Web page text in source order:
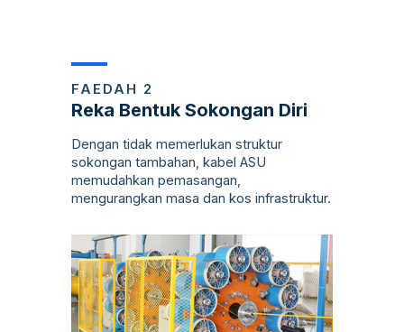
FAEDAH 2
Reka Bentuk Sokongan Diri
Dengan tidak memerlukan struktur
sokongan tambahan, kabel ASU
memudahkan pemasangan,
mengurangkan masa dan kos infrastruktur.